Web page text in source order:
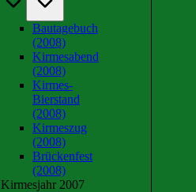
Bautagebuch
(2008)
Kirmesabend
(2008)
Kirmes-
Bierstand
(2008)
Kirmeszug
(2008)
Brückenfest
(2008)
Kirmesjahr 2007